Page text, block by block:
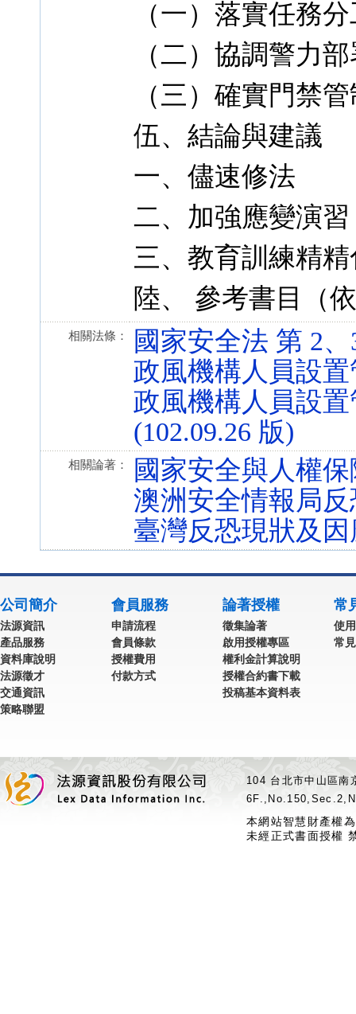
（一）落實任務
（二）協調警力
（三）確實門禁
伍、結論與建議
一、儘速修法
二、加強應變演習
三、教育訓練精精
陸、 參考書目（
相關法條：
國家安全法 第 2
政風機構人員設置
政風機構人員設
(102.09.26 版)
相關論著：
國家安全與人權
澳洲安全情報局
臺灣反恐現狀及
公司簡介
法源資訊
產品服務
資料庫說明
法源徵才
交通資訊
策略聯盟
會員服務
申請流程
會員條款
授權費用
付款方式
論著授權
徵集論著
啟用授權專區
權利金計算說明
授權合約書下載
投稿基本資料表
常
使
常
104 台北市中山區
本網站智慧財產權
未經正式書面授權